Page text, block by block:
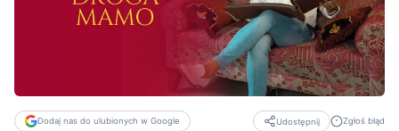
Dodaj nas do ulubionych w Google Udostępnij Zgłoś błąd